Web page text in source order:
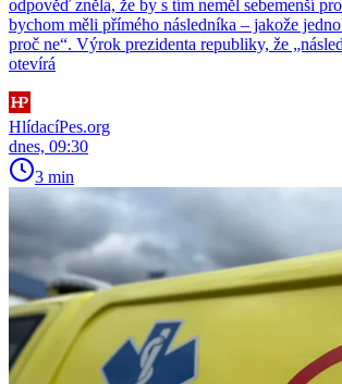
odpověď zněla, že by s tím neměl sebemenší
bychom měli přímého následníka – jakože
proč ne“. Výrok prezidenta republiky, že
otevírá
HlídacíPes.org
dnes, 09:30
3 min